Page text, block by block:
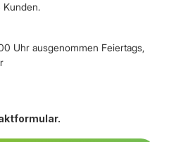
Kunden.
Uhr ausgenommen Feiertags,
.